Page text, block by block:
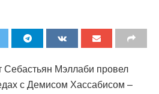
Себастьян Мэллаби провел
с Демисом Хассабисом –